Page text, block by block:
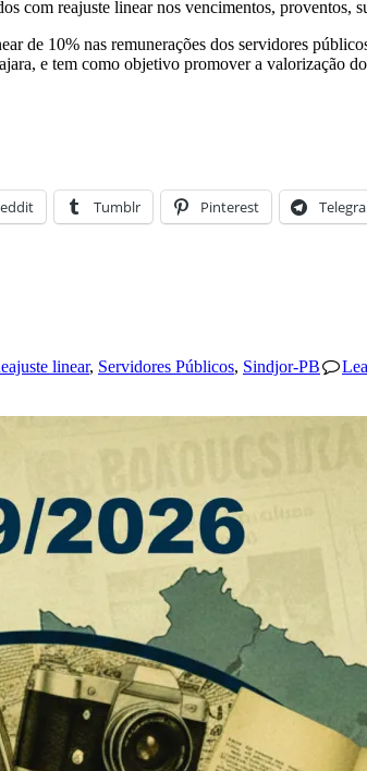
com reajuste linear nos vencimentos, proventos,
de 10% nas remunerações dos servidores
e tem como objetivo promover a valorização
Tumblr Pinterest
linear, Servidores Públicos, Sindjor-PB